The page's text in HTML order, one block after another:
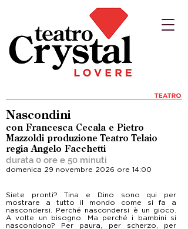
Nascondini
con Francesca Cecala e Pietro
Mazzoldi produzione Teatro Telaio
regia Angelo Facchetti
durata 0 ore e 50 minuti
domenica 29 novembre 2026 ore 14:00
Siete pronti? Tina e Dino sono qui per
mostrare a tutto il mondo come si fa a
nascondersi. Perché nascondersi è un gioco.
A volte un bisogno. Ma perché i bambini si
nascondono? Per paura, per scherzo, per